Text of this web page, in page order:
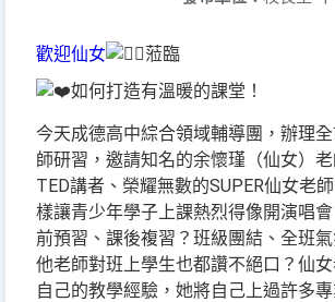
歡迎仙女
蒞臨
如何打造有溫暖的課堂！
今天成德高中綜合領域輔導團，辦理
師研習，邀請知名的余懷瑾（仙女）
TED講者、榮耀無數的SUPER仙女老
樣讓青少年學子上課熱烈得像開演唱
前預習、課後複習？班級團結、全班
他老師對班上學生也都讚不絕口？仙
自己的教學經驗，她將自己上過許多